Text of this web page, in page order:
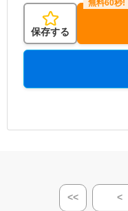
保存する
<< <